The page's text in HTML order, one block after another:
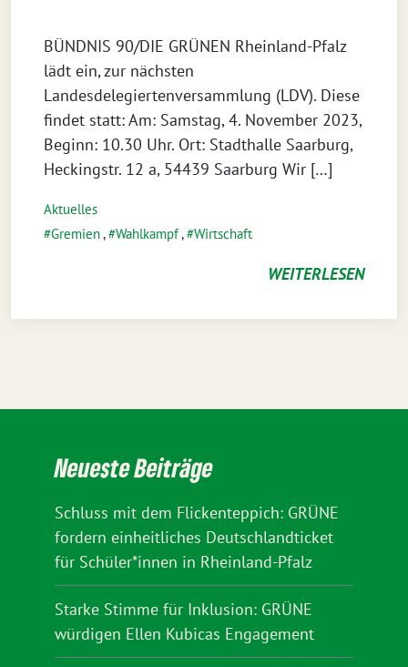
BÜNDNIS 90/DIE GRÜNEN Rheinland-Pfalz
lädt ein, zur nächsten
Landesdelegiertenversammlung (LDV). Diese
findet statt: Am: Samstag, 4. November 2023,
Beginn: 10.30 Uhr. Ort: Stadthalle Saarburg,
Heckingstr. 12 a, 54439 Saarburg Wir […]
Aktuelles
Gremien, Wahlkampf, Wirtschaft
WEITERLESEN
Neueste Beiträge
Schluss mit dem Flickenteppich: GRÜNE
fordern einheitliches Deutschlandticket
für Schüler*innen in Rheinland-Pfalz
Starke Stimme für Inklusion: GRÜNE
würdigen Ellen Kubicas Engagement